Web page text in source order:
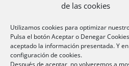
de las cookies
Utilizamos cookies para optimizar
Pulsa el botón Aceptar o Denegar
aceptado la información presentada. Y
configuración de cookies.
Después de aceptar, no volveremos a
TEXTOS LEGALES